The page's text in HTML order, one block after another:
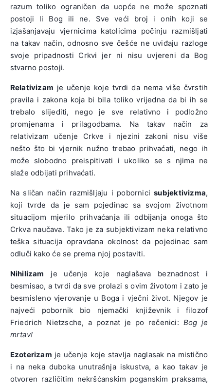
razum toliko ograničen da uopće ne može spoznati
postoji li Bog ili ne. Sve veći broj i onih koji se
izjašanjavaju vjernicima katolicima počinju razmišljati
na takav način, odnosno sve češće ne uviđaju razloge
svoje pripadnosti Crkvi jer ni nisu uvjereni da Bog
stvarno postoji.
Relativizam je učenje koje tvrdi da nema više čvrstih
pravila i zakona koja bi bila toliko vrijedna da bi ih se
trebalo slijediti, nego je sve relativno i podložno
promjenama i prilagodbama. Na takav način za
relativizam učenje Crkve i njezini zakoni nisu više
nešto što bi vjernik nužno trebao prihvaćati, nego ih
može slobodno preispitivati i ukoliko se s njima ne
slaže odbijati prihvaćati.
Na sličan način razmišljaju i pobornicisubjektivizma,
koji tvrde da je sam pojedinac sa svojom životnom
situacijom mjerilo prihvaćanja ili odbijanja onoga što
Crkva naučava. Tako je za subjektivizam neka relativno
teška situacija opravdana okolnost da pojedinac sam
odluči kako će se prema njoj postaviti.
Nihilizam je učenje koje naglašava beznadnost i
besmisao, a tvrdi da sve prolazi s ovim životom i zato je
besmisleno vjerovanje u Boga i vječni život. Njegov je
najveći pobornik bio njemački književnik i filozof
Friedrich Nietzsche, a poznat je po rečenici: Bog je
mrtav!
Ezoterizam je učenje koje stavlja naglasak na mistično
i na neka duboka unutrašnja iskustva, a kao takav je
otvoren različitim nekršćanskim poganskim praksama,